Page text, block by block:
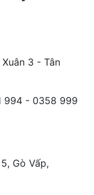
3 - Tân
994 - 0358 999
Gò Vấp,